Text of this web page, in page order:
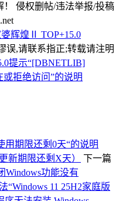
侵权删帖/违法举报/投稿
辉煌Ⅱ TOP+15.0
误,请联系指正;转载请注明
提示“[DBNETLIB]
或拒绝访问”的说明
用期限还剩0天“的说明
新期限还剩X天）
下一篇
Windows功能没有
“Windows 11 25H2家庭版